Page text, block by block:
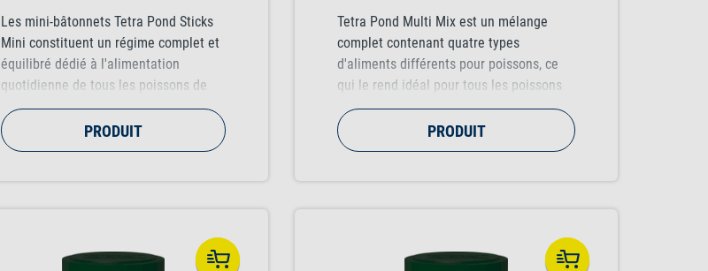
Les mini-bâtonnets Tetra Pond Sticks
Mini constituent un régime complet et
équilibré dédié à l'alimentation
quotidienne de tous les poissons de
bassin de petite taille, favorisant une
croissance saine, un système
immunitaire renforcé et une eau de
PRODUIT
Tetra Pond Multi Mix est un mélange
complet contenant quatre types
d'aliments différents pour poissons, ce
qui le rend idéal pour tous les poissons
de bassin.
PRODUIT